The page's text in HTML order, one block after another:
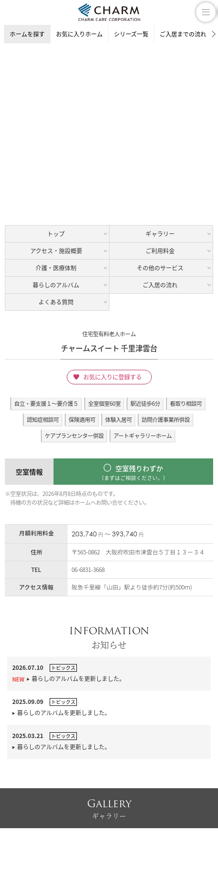
ホームを探す お気に入りホーム シリーズ一覧 ご入居までの流れ
トップ
ギャラリー
アクセス・施設概要
ご利用料金
介護・医療体制
その他のサービス
暮らしのアルバム
ご入居の流れ
よくある質問
住宅型有料老人ホーム
チャームスイート 千里津雲台
お気に入りに登録する
自立・要支援１～要介護５ 全室個室60室 駅近徒歩6分
看取り相談可
認知症相談可
保険適用可 体験入居可
訪問介護事業所併設
ケアプランセンター併設
アートギャラリーホーム
空室情報 空室残りわずか
（まずはご相談ください。）
※空室状況は、2026年8月8日時点のものです。
待機の方の状況など詳細はホームへお問い合せください。
月額利用料金 203,740 円 〜 393,740 円
住所
〒565-0862 大阪府吹田市津雲台５丁目１３ー３４
TEL
06-6831-3668
アクセス情報
阪急千里線「山田」駅より徒歩約7分(約500ｍ)
INFORMATION
お知らせ
2026.07.10 トピックス
暮らしのアルバムを更新しました。
2025.09.09 トピックス
暮らしのアルバムを更新しました。
2025.03.21 トピックス
暮らしのアルバムを更新しました。
Gallery
ギャラリー